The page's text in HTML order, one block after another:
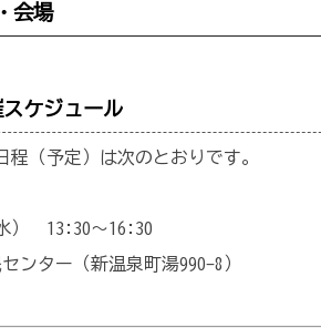
会場
ケジュール
程（予定）は次のとおりです。
） 13:30～16:30
ンター（新温泉町湯990-8）